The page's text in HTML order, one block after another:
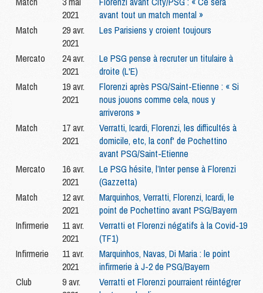
2021
avant tout un match mental »
Match
29 avr.
2021
Les Parisiens y croient toujours
Mercato
24 avr.
2021
Le PSG pense à recruter un titulaire à
droite (L'E)
Match
19 avr.
2021
Florenzi après PSG/Saint-Etienne : « Si
nous jouons comme cela, nous y
arriverons »
Match
17 avr.
2021
Verratti, Icardi, Florenzi, les difficultés à
domicile, etc, la conf' de Pochettino
avant PSG/Saint-Etienne
Mercato
16 avr.
2021
Le PSG hésite, l’Inter pense à Florenzi
(Gazzetta)
Match
12 avr.
2021
Marquinhos, Verratti, Florenzi, Icardi, le
point de Pochettino avant PSG/Bayern
Infirmerie
11 avr.
2021
Verratti et Florenzi négatifs à la Covid-19
(TF1)
Infirmerie
11 avr.
2021
Marquinhos, Navas, Di Maria : le point
infirmerie à J-2 de PSG/Bayern
Club
9 avr.
Verratti et Florenzi pourraient réintégrer